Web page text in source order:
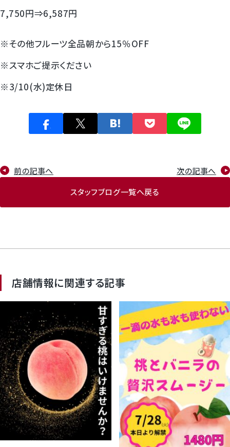
7,750円⇒6,587円
※その他フルーツ全品朝から15％OFF
※スマホご提示ください
※3/10(水)定休日
前の記事へ
スタッフブログ一覧へ戻る
次の記事へ
店舗情報に関連する記事